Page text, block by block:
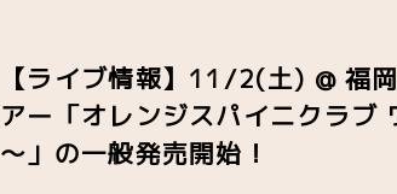
【ライブ情報】11/2(土) @ 福
アー「オレンジスパイニクラ
～」の一般発売開始！